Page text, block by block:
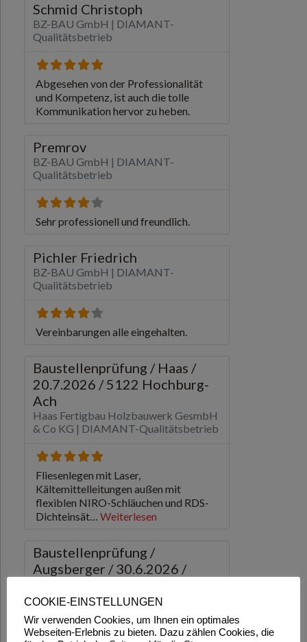
COOKIE-EINSTELLUNGEN
Wir verwenden Cookies, um Ihnen ein optimales
Webseiten-Erlebnis zu bieten. Dazu zählen Cookies, die